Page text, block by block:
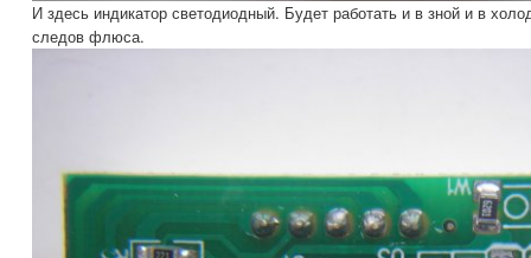
И здесь индикатор светодиодный. Будет работать и в зной и в
следов флюса.